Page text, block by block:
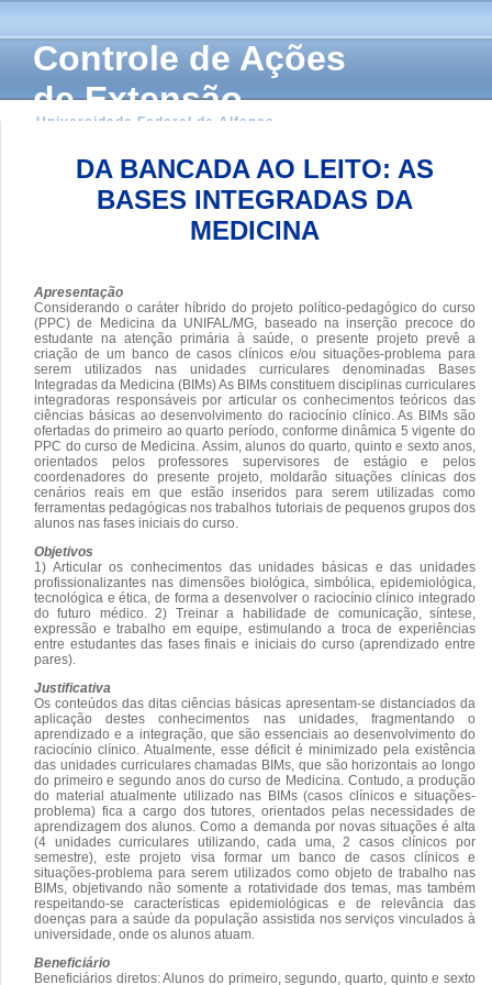
Controle de Ações
de Extensão
Universidade Federal de Alfenas
DA BANCADA AO LEITO: AS
BASES INTEGRADAS DA
MEDICINA
Apresentação
Considerando o caráter híbrido do projeto político-pedagógico do curso
(PPC) de Medicina da UNIFAL/MG, baseado na inserção precoce do
estudante na atenção primária à saúde, o presente projeto prevê a
criação de um banco de casos clínicos e/ou situações-problema para
serem utilizados nas unidades curriculares denominadas Bases
Integradas da Medicina (BIMs) As BIMs constituem disciplinas curriculares
integradoras responsáveis por articular os conhecimentos teóricos das
ciências básicas ao desenvolvimento do raciocínio clínico. As BIMs são
ofertadas do primeiro ao quarto período, conforme dinâmica 5 vigente do
PPC do curso de Medicina. Assim, alunos do quarto, quinto e sexto anos,
orientados pelos professores supervisores de estágio e pelos
coordenadores do presente projeto, moldarão situações clínicas dos
cenários reais em que estão inseridos para serem utilizadas como
ferramentas pedagógicas nos trabalhos tutoriais de pequenos grupos dos
alunos nas fases iniciais do curso.
Objetivos
1) Articular os conhecimentos das unidades básicas e das unidades
profissionalizantes nas dimensões biológica, simbólica, epidemiológica,
tecnológica e ética, de forma a desenvolver o raciocínio clínico integrado
do futuro médico. 2) Treinar a habilidade de comunicação, síntese,
expressão e trabalho em equipe, estimulando a troca de experiências
entre estudantes das fases finais e iniciais do curso (aprendizado entre
pares).
Justificativa
Os conteúdos das ditas ciências básicas apresentam-se distanciados da
aplicação destes conhecimentos nas unidades, fragmentando o
aprendizado e a integração, que são essenciais ao desenvolvimento do
raciocínio clínico. Atualmente, esse déficit é minimizado pela existência
das unidades curriculares chamadas BIMs, que são horizontais ao longo
do primeiro e segundo anos do curso de Medicina. Contudo, a produção
do material atualmente utilizado nas BIMs (casos clínicos e situações-
problema) fica a cargo dos tutores, orientados pelas necessidades de
aprendizagem dos alunos. Como a demanda por novas situações é alta
(4 unidades curriculares utilizando, cada uma, 2 casos clínicos por
semestre), este projeto visa formar um banco de casos clínicos e
situações-problema para serem utilizados como objeto de trabalho nas
BIMs, objetivando não somente a rotatividade dos temas, mas também
respeitando-se características epidemiológicas e de relevância das
doenças para a saúde da população assistida nos serviços vinculados à
universidade, onde os alunos atuam.
Beneficiário
Beneficiários diretos: Alunos do primeiro, segundo, quarto, quinto e sexto